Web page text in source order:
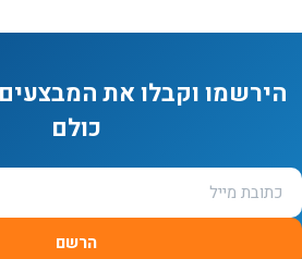
הירשמו וקבלו את
כולם
הרשם